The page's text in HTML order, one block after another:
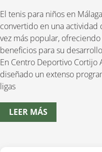
El tenis para niños en
convertido en una actividad
vez más popular,
beneficios para su
En Centro Deportivo Cortijo
diseñado un extenso
ligas
LEER MÁS